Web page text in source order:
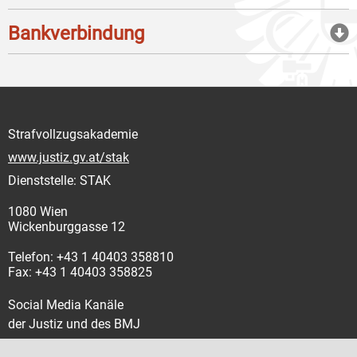
Bankverbindung
Strafvollzugsakademie
www.justiz.gv.at/stak
Dienststelle: STAK
1080 Wien
Wickenburggasse 12
Telefon: +43 1 40403 358810
Fax: +43 1 40403 358825
Social Media Kanäle
der Justiz und des BMJ